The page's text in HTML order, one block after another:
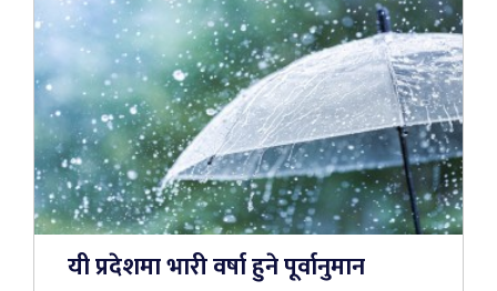
यी प्रदेशमा भारी वर्षा हुने पूर्वानुमान